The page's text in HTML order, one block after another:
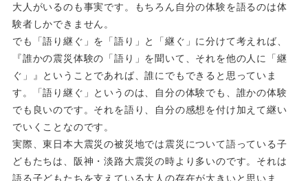
大人がいるのも事実です。もちろん自分の体験を語るのは体
験者しかできません。
でも「語り継ぐ」を「語り」と「継ぐ」に分けて考えれば、
『誰かの震災体験の「語り」を聞いて、それを他の人に「継
ぐ」』ということであれば、誰にでもできると思っていま
す。「語り継ぐ」というのは、自分の体験でも、誰かの体験
でも良いのです。それを語り、自分の感想を付け加えて継い
でいくことなのです。
実際、東日本大震災の被災地では震災について語っている子
どもたちは、阪神・淡路大震災の時より多いのです。それは
語る子どもたちを支えている大人の存在が大きいと思いま